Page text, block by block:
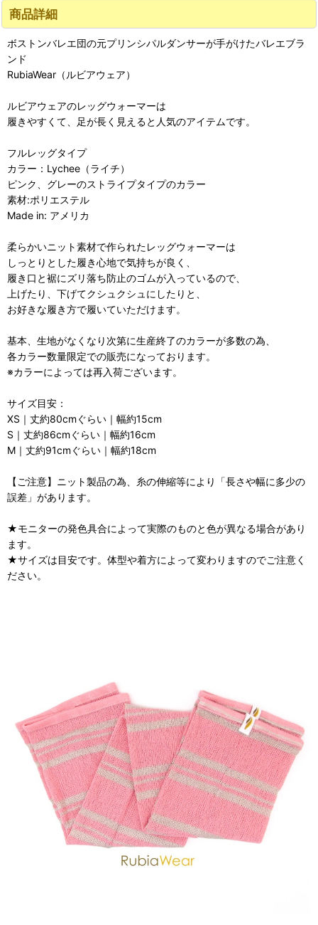
商品詳細
ボストンバレエ団の元プリンシパルダンサーが手がけたバレエブラ
ンド
RubiaWear（ルビアウェア）
ルビアウェアのレッグウォーマーは
履きやすくて、足が長く見えると人気のアイテムです。
フルレッグタイプ
カラー：Lychee（ライチ）
ピンク、グレーのストライプタイプのカラー
素材:ポリエステル
Made in: アメリカ
柔らかいニット素材で作られたレッグウォーマーは
しっとりとした履き心地で気持ちが良く、
履き口と裾にズリ落ち防止のゴムが入っているので、
上げたり、下げてクシュクシュにしたりと、
お好きな履き方で履いていただけます。
基本、生地がなくなり次第に生産終了のカラーが多数の為、
各カラー数量限定での販売になっております。
※カラーによっては再入荷ございます。
サイズ目安：
XS｜丈約80cmぐらい｜幅約15cm
S｜丈約86cmぐらい｜幅約16cm
M｜丈約91cmぐらい｜幅約18cm
【ご注意】ニット製品の為、糸の伸縮等により「長さや幅に多少の
誤差」があります。
★モニターの発色具合によって実際のものと色が異なる場合があり
ます。
★サイズは目安です。体型や着方によって変わりますのでご注意く
ださい。